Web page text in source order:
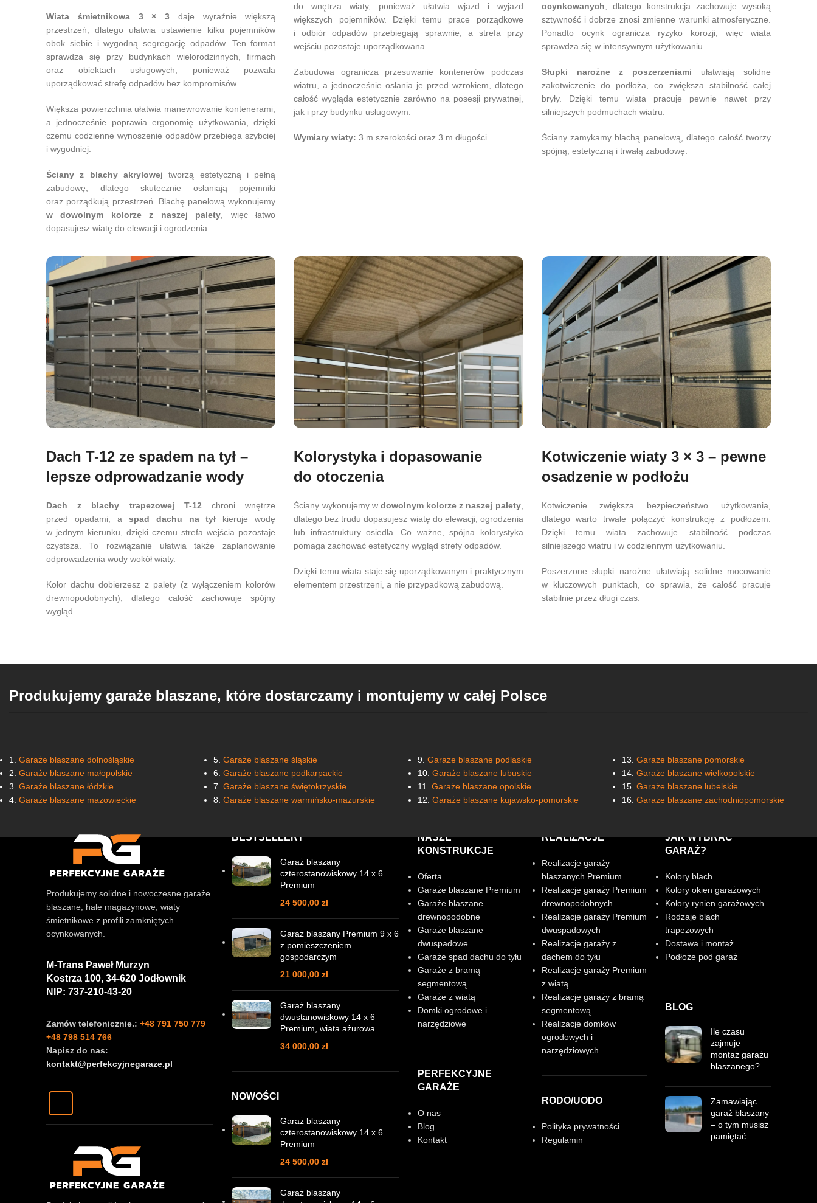
Wiata śmietnikowa 3 × 3 daje wyraźnie większą
przestrzeń, dlatego ułatwia ustawienie kilku pojemników
obok siebie i wygodną segregację odpadów. Ten format
sprawdza się przy budynkach wielorodzinnych, firmach
oraz obiektach usługowych, ponieważ pozwala
uporządkować strefę odpadów bez kompromisów.
Większa powierzchnia ułatwia manewrowanie kontenerami,
a jednocześnie poprawia ergonomię użytkowania, dzięki
czemu codzienne wynoszenie odpadów przebiega szybciej
i wygodniej.
Ściany z blachy akrylowej tworzą estetyczną i pełną
zabudowę, dlatego skutecznie osłaniają pojemniki
oraz porządkują przestrzeń. Blachę panelową wykonujemy
w dowolnym kolorze z naszej palety , więc łatwo
dopasujesz wiatę do elewacji i ogrodzenia.
do wnętrza wiaty, ponieważ ułatwia wjazd i wyjazd
większych pojemników. Dzięki temu prace porządkowe
i odbiór odpadów przebiegają sprawnie, a strefa przy
wejściu pozostaje uporządkowana.
Zabudowa ogranicza przesuwanie kontenerów podczas
wiatru, a jednocześnie osłania je przed wzrokiem, dlatego
całość wygląda estetycznie zarówno na posesji prywatnej,
jak i przy budynku usługowym.
Wymiary wiaty: 3 m szerokości oraz 3 m długości.
ocynkowanych , dlatego konstrukcja zachowuje wysoką
sztywność i dobrze znosi zmienne warunki atmosferyczne.
Ponadto ocynk ogranicza ryzyko korozji, więc wiata
sprawdza się w intensywnym użytkowaniu.
Słupki narożne z poszerzeniami ułatwiają solidne
zakotwiczenie do podłoża, co zwiększa stabilność całej
bryły. Dzięki temu wiata pracuje pewnie nawet przy
silniejszych podmuchach wiatru.
Ściany zamykamy blachą panelową, dlatego całość tworzy
spójną, estetyczną i trwałą zabudowę.
Dach T-12 ze spadem na tył –
lepsze odprowadzanie wody
Dach z blachy trapezowej T-12 chroni wnętrze
przed opadami, a spad dachu na tył kieruje wodę
w jednym kierunku, dzięki czemu strefa wejścia pozostaje
czystsza. To rozwiązanie ułatwia także zaplanowanie
odprowadzenia wody wokół wiaty.
Kolor dachu dobierzesz z palety (z wyłączeniem kolorów
drewnopodobnych), dlatego całość zachowuje spójny
wygląd.
Kolorystyka i dopasowanie
do otoczenia
Ściany wykonujemy w dowolnym kolorze z naszej palety,
dlatego bez trudu dopasujesz wiatę do elewacji, ogrodzenia
lub infrastruktury osiedla. Co ważne, spójna kolorystyka
pomaga zachować estetyczny wygląd strefy odpadów.
Dzięki temu wiata staje się uporządkowanym i praktycznym
elementem przestrzeni, a nie przypadkową zabudową.
Kotwiczenie wiaty 3 × 3 – pewne
osadzenie w podłożu
Kotwiczenie zwiększa bezpieczeństwo użytkowania,
dlatego warto trwale połączyć konstrukcję z podłożem.
Dzięki temu wiata zachowuje stabilność podczas
silniejszego wiatru i w codziennym użytkowaniu.
Poszerzone słupki narożne ułatwiają solidne mocowanie
w kluczowych punktach, co sprawia, że całość pracuje
stabilnie przez długi czas.
Produkujemy garaże blaszane, które dostarczamy i montujemy w całej Polsce
1. Garaże blaszane dolnośląskie
2. Garaże blaszane małopolskie
3. Garaże blaszane łódzkie
4. Garaże blaszane mazowieckie
5. Garaże blaszane śląskie
6. Garaże blaszane podkarpackie
7. Garaże blaszane świętokrzyskie
8. Garaże blaszane warmińsko-mazurskie
9. Garaże blaszane podlaskie
10. Garaże blaszane lubuskie
11. Garaże blaszane opolskie
12. Garaże blaszane kujawsko-pomorskie
13. Garaże blaszane pomorskie
14. Garaże blaszane wielkopolskie
15. Garaże blaszane lubelskie
16. Garaże blaszane zachodniopomorskie
Produkujemy solidne i nowoczesne garaże
blaszane, hale magazynowe, wiaty
śmietnikowe z profili zamkniętych
ocynkowanych.
M-Trans Paweł Murzyn
Kostrza 100, 34-620 Jodłownik
NIP: 737-210-43-20
Zamów telefonicznie.: +48 791 750 779
+48 798 514 766
Napisz do nas:
kontakt@perfekcyjnegaraze.pl
BESTSELLERY
Garaż blaszany
czterostanowiskowy 14 x 6
Premium
24 500,00zł
Garaż blaszany Premium 9 x 6
z pomieszczeniem
gospodarczym
21 000,00zł
Garaż blaszany
dwustanowiskowy 14 x 6
Premium, wiata ażurowa
34 000,00zł
NOWOŚCI
Garaż blaszany
czterostanowiskowy 14 x 6
Premium
24 500,00zł
Garaż blaszany
NASZE
KONSTRUKCJE
Oferta
Garaże blaszane Premium
Garaże blaszane
drewnopodobne
Garaże blaszane
dwuspadowe
Garaże spad dachu do tyłu
Garaże z bramą
segmentową
Garaże z wiatą
Domki ogrodowe i
narzędziowe
PERFEKCYJNE
GARAŻE
O nas
Blog
Kontakt
REALIZACJE
Realizacje garaży
blaszanych Premium
Realizacje garaży Premium
drewnopodobnych
Realizacje garaży Premium
dwuspadowych
Realizacje garaży z
dachem do tyłu
Realizacje garaży Premium
z wiatą
Realizacje garaży z bramą
segmentową
Realizacje domków
ogrodowych i
narzędziowych
RODO/UODO
Polityka prywatności
Regulamin
JAK WYBRAĆ
GARAŻ?
Kolory blach
Kolory okien garażowych
Kolory rynien garażowych
Rodzaje blach
trapezowych
Dostawa i montaż
Podłoże pod garaż
BLOG
Ile czasu
zajmuje
montaż garażu
blaszanego?
Zamawiając
garaż blaszany
– o tym musisz
pamiętać